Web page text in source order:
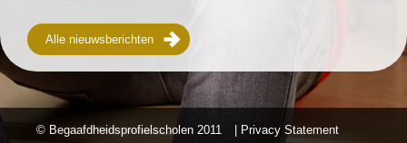
Alle nieuwsberichten
© Begaafdheidsprofielscholen 2011 | Privacy Statement